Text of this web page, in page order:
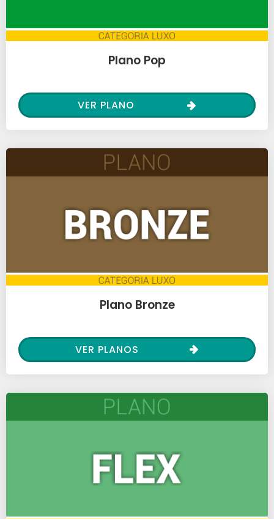
Plano Pop
VER PLANO
Plano Bronze
VER PLANOS